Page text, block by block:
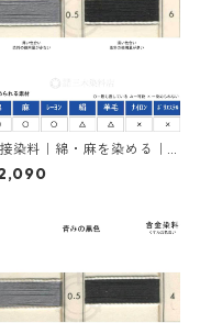
染料｜綿・麻を染める｜2
ダイレクトファストブラ
RC（赤みの黒色）